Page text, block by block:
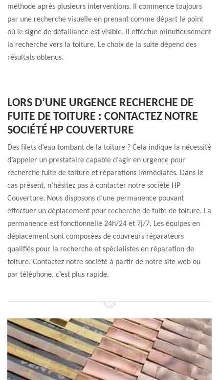
méthode après plusieurs interventions. Il commence toujours
par une recherche visuelle en prenant comme départ le point
où le signe de défaillance est visible. Il effectue minutieusement
la recherche vers la toiture. Le choix de la suite dépend des
résultats obtenus.
LORS D’UNE URGENCE RECHERCHE DE
FUITE DE TOITURE : CONTACTEZ NOTRE
SOCIÉTÉ HP COUVERTURE
Des filets d’eau tombant de la toiture ? Cela indique la nécessité
d’appeler un prestataire capable d’agir en urgence pour
recherche fuite de toiture et réparations immédiates. Dans le
cas présent, n’hésitez pas à contacter notre société HP
Couverture. Nous disposons d’une permanence pouvant
effectuer un déplacement pour recherche de fuite de toiture. La
permanence est fonctionnelle 24h/24 et 7j/7. Les équipes en
déplacement sont composées de couvreurs réparateurs
qualifiés pour la recherche et spécialistes en réparation de
toiture. Contactez notre société à partir de notre site web ou
par téléphone, c’est plus rapide.